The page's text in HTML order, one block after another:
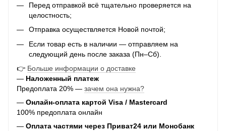
Перед отправкой всё тщательно проверяется на
целостность;
Отправка осуществляется Новой почтой;
Если товар есть в наличии — отправляем на
следующий день после заказа (Пн–Сб).
👉 Больше информации о доставке
— Наложенный платеж
Предоплата 20% — зачем она нужна?
— Онлайн-оплата картой Visa / Mastercard
100% предоплата онлайн
— Оплата частями через Приват24 или Монобанк